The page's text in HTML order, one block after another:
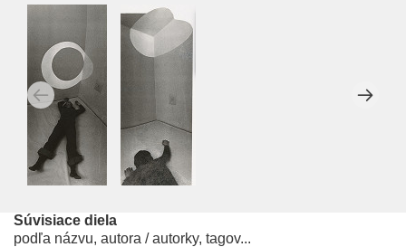
Súvisiace diela
podľa názvu, autora / autorky, tagov...